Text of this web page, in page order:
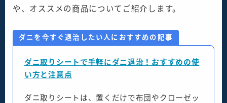
や、オススメの商品についてご紹介します。
ダニを今すぐ退治したい人におすすめの記事
ダニ取りシートで手軽にダニ退治！おすすめの使
い方と注意点
ダニ取りシートは、置くだけで布団やクローゼッ